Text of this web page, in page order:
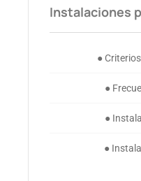
Instalaciones
●
●
●
●